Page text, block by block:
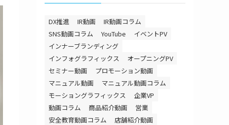
DX推進 IR動画
IR動画コラム
SNS動画コラム
YouTube
イベントPV
インナーブランディング
インフォグラフィックス
オープニングPV
セミナー動画
プロモーション動画
マニュアル動画
マニュアル動画コラム
モーショングラフィックス
企業VP
動画コラム
商品紹介動画
営業
安全教育動画コラム
店舗紹介動画